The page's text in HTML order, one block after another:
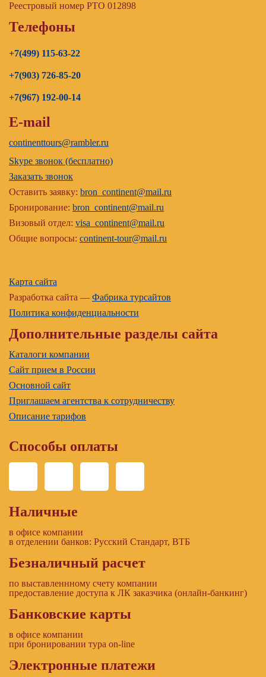
Реестровый номер РТО 012898
Телефоны
+7(499) 115-63-22
+7(903) 726-85-20
+7(967) 192-00-14
E-mail
continenttours@rambler.ru
Skype звонок (бесплатно)
Заказать звонок
Оставить заявку: bron_continent@mail.ru
Бронирование: bron_continent@mail.ru
Визовый отдел: visa_continent@mail.ru
Общие вопросы: continent-tour@mail.ru
Карта сайта
Разработка сайта — Фабрика турсайтов
Политика конфиденциальности
Дополнительные разделы сайта
Каталоги компании
Сайт прием в России
Основной сайт
Приглашаем агентства к сотрудничеству
Описание тарифов
Способы оплаты
Наличные
в офисе компании
в отделении банков: Русский Стандарт, ВТБ
Безналичный расчет
по выставленнному счету компании
предоставление доступа к ЛК заказчика (онлайн-банкинг)
Банковские карты
в офисе компании
при бронировании тура on-line
Электронные платежи